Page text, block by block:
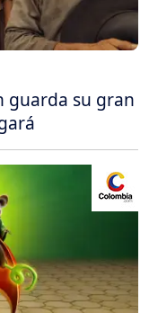
guarda su gran